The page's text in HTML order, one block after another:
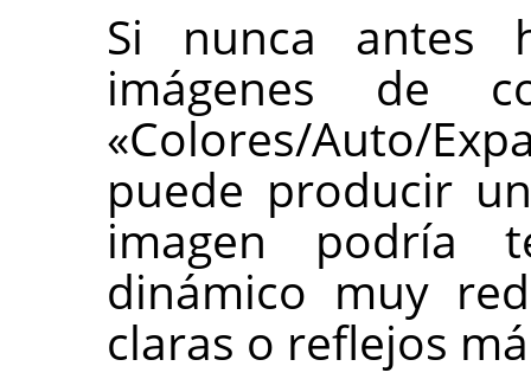
Si nunca antes
imágenes de
«Colores/Auto/
puede producir
imagen podría
dinámico muy
claras o reflejos